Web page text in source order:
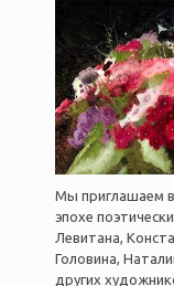
Мы приглашаем
эпохе
Левитана,
Головина,
других